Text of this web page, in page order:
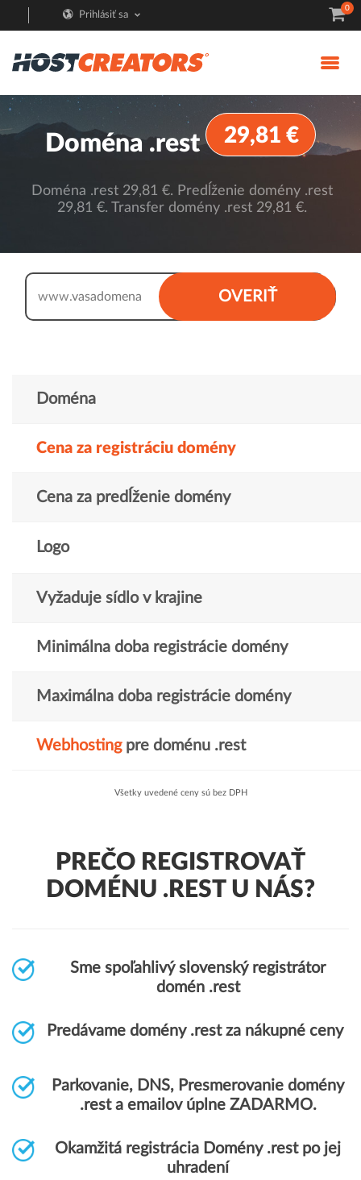
Prihlásiť sa
0
Doména .rest 29,81 €
Doména .rest 29,81 €. Predĺženie domény .rest
29,81 €. Transfer domény .rest 29,81 €.
OVERIŤ
www.
Doména
Cena za registráciu domény
Cena za predĺženie domény
Logo
Vyžaduje sídlo v krajine
Minimálna doba registrácie domény
Maximálna doba registrácie domény
Webhostingpre doménu .rest
Všetky uvedené ceny sú bez DPH
PREČO REGISTROVAŤ
DOMÉNU .REST U NÁS?
Sme spoľahlivý slovenský registrátor
domén .rest
Predávame domény .rest za nákupné ceny
Parkovanie, DNS, Presmerovanie domény
.rest a emailov úplne ZADARMO.
Okamžitá registrácia Domény .rest po jej
uhradení